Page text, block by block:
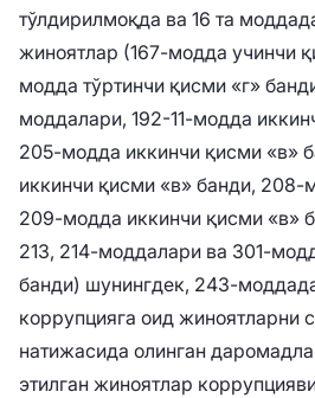
тўлдирилмоқда ва 16 та
жиноятлар (167-модда учинчи
модда тўртинчи қисми «г»
моддалари, 192-11-модда
205-модда иккинчи қисми «в»
иккинчи қисми «в» банди, 208-
209-модда иккинчи қисми «в»
213, 214-моддалари ва 301-
банди) шунингдек, 243-
коррупцияга оид жиноятларни
натижасида олинган
этилган жиноятлар